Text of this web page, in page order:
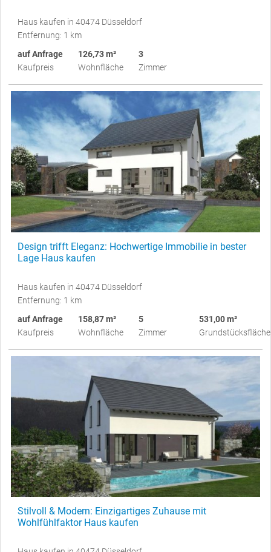
Haus kaufen in 40474 Düsseldorf
Entfernung: 1 km
auf Anfrage
Kaufpreis
126,73 m²
Wohnfläche
3
Zimmer
Design trifft Eleganz: Hochwertige Immobilie in bester
Lage Haus kaufen
Haus kaufen in 40474 Düsseldorf
Entfernung: 1 km
auf Anfrage
Kaufpreis
158,87 m²
Wohnfläche
5
Zimmer
531,00 m²
Grundstücksfläche
Stilvoll & Modern: Einzigartiges Zuhause mit
Wohlfühlfaktor Haus kaufen